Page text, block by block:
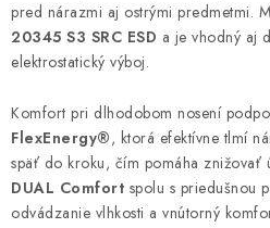
pred nárazmi aj ostrými predmetmi.
20345 S3 SRC ESD a je vhodný aj
elektrostatický výboj.
Komfort pri dlhodobom nosení
FlexEnergy®, ktorá efektívne tlmí
späť do kroku, čím pomáha znižovať
DUAL Comfort spolu s priedušnou
odvádzanie vlhkosti a vnútorný